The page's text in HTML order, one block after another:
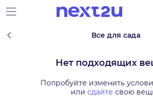
Все для сада
Нет подходящих
Попробуйте изменить
или сдайте свою